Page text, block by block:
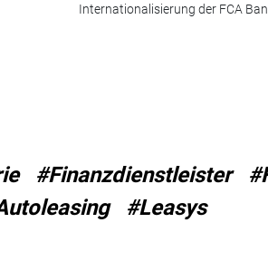
Internationalisierung der FCA
#Finanzdienstleister
#Leasys